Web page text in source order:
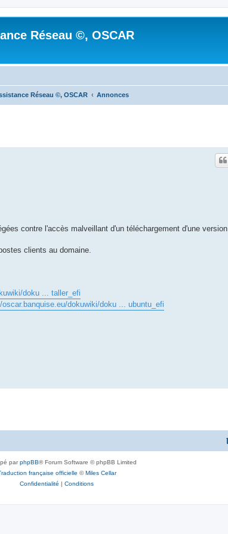
Réseau ©, OSCAR
Réseau ©, OSCAR Annonces
contre l'accès malveillant d'un téléchargement d'une version
clients au domaine.
doku ... taller_efi
oscar.banquise.eu/dokuwiki/doku ... ubuntu_efi
parphpBB® Forum Software © phpBB Limited
française officielle ©Miles Cellar
Confidentialité | Conditions